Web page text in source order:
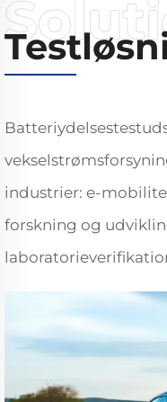
industrier: e-
forskning og